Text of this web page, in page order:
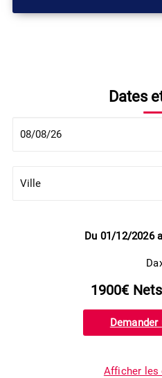
Dates
Du 01/12/2026
1900€
Demander
Afficher les